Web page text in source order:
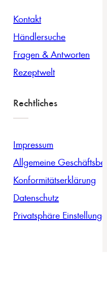
Kontakt
Händlersuche
Fragen & Antworten
Rezeptwelt
Rechtliches
Impressum
Allgemeine
Konformitätserklärung
Datenschutz
Privatsphäre Einstellungen